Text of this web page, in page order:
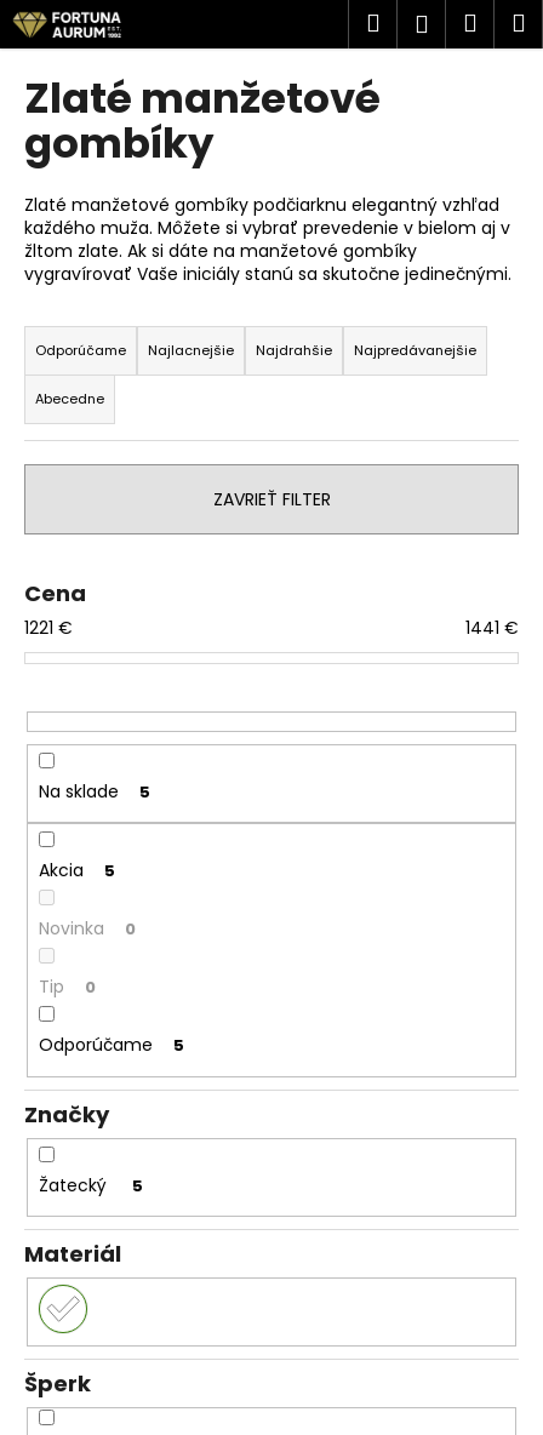
Prejsť
na
obsah
Hľadať
Zlaté manžetové
gombíky
Zlaté manžetové gombíky podčiarknu elegantný vzhľad
každého muža. Môžete si vybrať prevedenie v bielom aj v
žltom zlate. Ak si dáte na manžetové gombíky
vygravírovať Vaše iniciály stanú sa skutočne jedinečnými.
R
a
d
e
n
p
o
d
u
t
o
v
Odporúčame Najlacnejšie Najdrahšie Najpredávanejšie
Abecedne
ZAVRIEŤ FILTER
Cena
1221 € 1441 €
Na sklade 5
Akcia 5
Novinka 0
Tip 0
Odporúčame 5
Značky
Žatecký 5
Materiál
Šperk
K
o
Č
o
p
o
t
r
e
b
u
j
e
t
n
j
s
ť
HĽADAŤ
O
d
p
o
č
a
m